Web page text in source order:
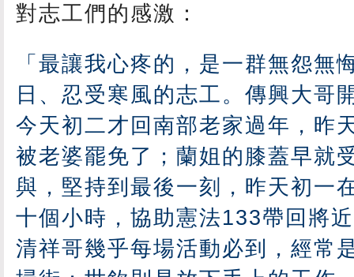
對志工們的感激：
「最讓我心疼的，是一群無怨無
日、忍受寒風的志工。傳興大哥
今天初二才回南部老家過年，昨
被老婆罷免了；蘭姐的膝蓋早就
與，堅持到最後一刻，昨天初一
十個小時，協助憲法133帶回將
清祥哥幾乎每場活動必到，經常